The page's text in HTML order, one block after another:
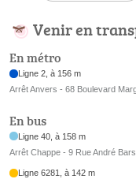
Venir en
En métro
Ligne 2, à 156 m
Arrêt Anvers - 68 Boulevard
En bus
Ligne 40, à 158 m
Arrêt Chappe - 9 Rue André
Ligne 6281, à 142 m